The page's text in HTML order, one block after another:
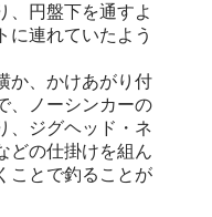
、円盤下を通すよ
に連れていたよう
か、かけあがり付
、ノーシンカーの
、ジグヘッド・ネ
どの仕掛けを組ん
ことで釣ることが